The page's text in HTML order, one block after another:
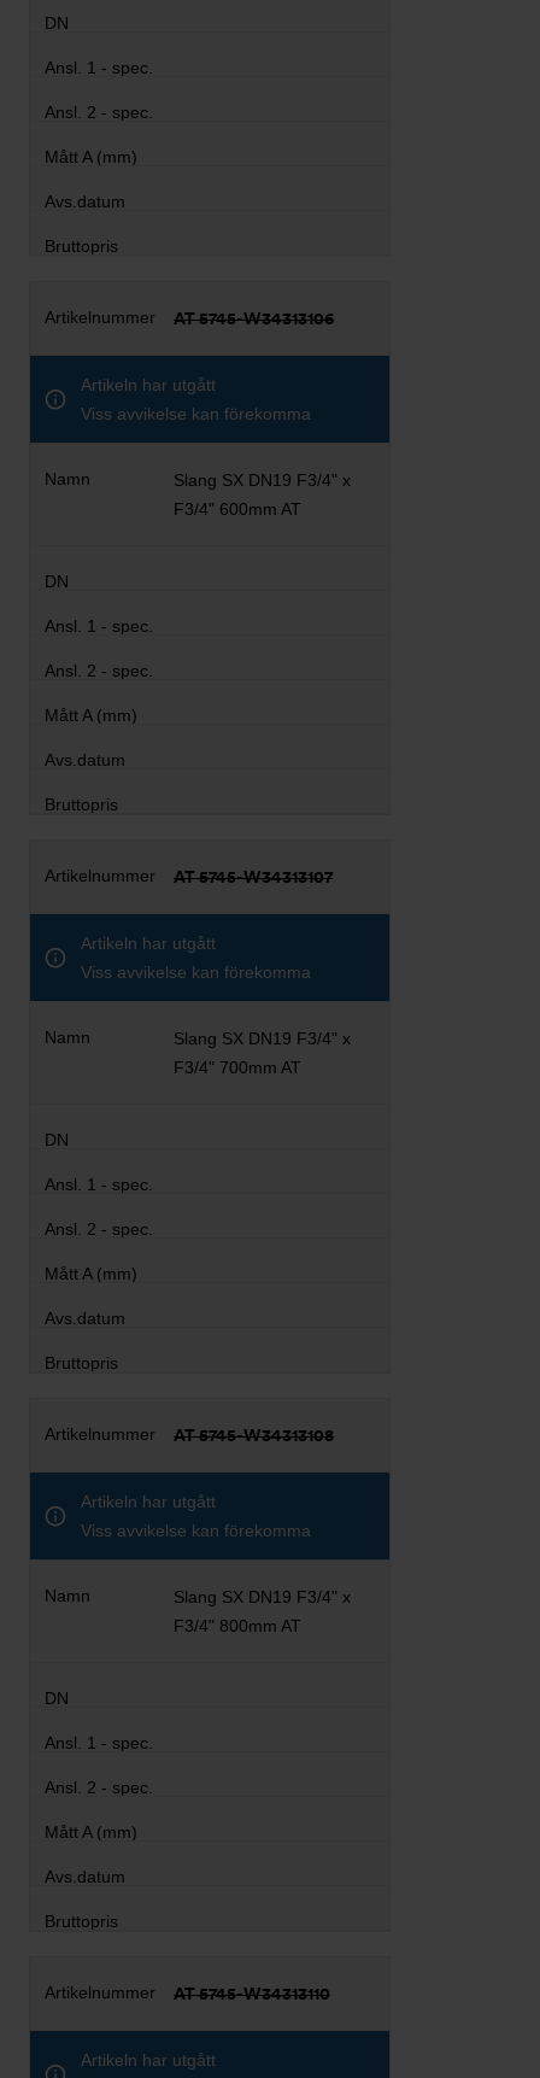
AT 5745-W34313106
Artikeln har utgått
Viss avvikelse kan förekomma
Slang SX DN19 F3/4" x
F3/4" 600mm AT
AT 5745-W34313107
Artikeln har utgått
Viss avvikelse kan förekomma
Slang SX DN19 F3/4" x
F3/4" 700mm AT
AT 5745-W34313108
Artikeln har utgått
Viss avvikelse kan förekomma
Slang SX DN19 F3/4" x
F3/4" 800mm AT
AT 5745-W34313110
Artikeln har utgått